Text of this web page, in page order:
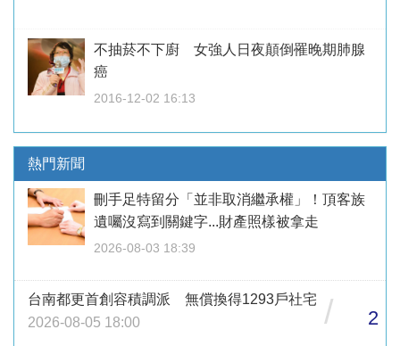
不抽菸不下廚 女強人日夜顛倒罹晚期肺腺
癌
2016-12-02 16:13
熱門新聞
刪手足特留分「並非取消繼承權」！頂客族
遺囑沒寫到關鍵字...財產照樣被拿走
2026-08-03 18:39
台南都更首創容積調派 無償換得1293戶社宅
2026-08-05 18:00
/ 2